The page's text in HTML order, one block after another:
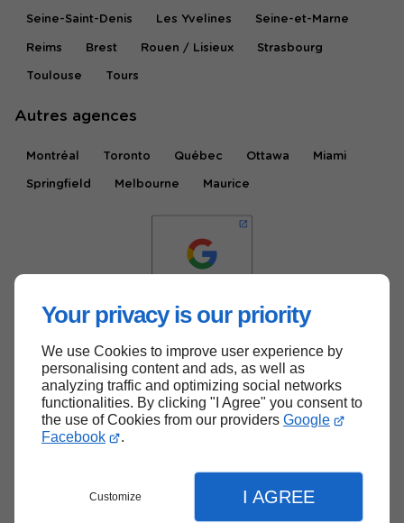
Your privacy is our priority
We use Cookies to improve user experience by
personalising content and ads, as well as
analyzing traffic and optimizing social networks
functionalities. By clicking "I Agree" you consent to
the use of Cookies from our providers Google
Facebook
.
Customize I AGREE
Seine-Saint-Denis Les Yvelines Seine-et-Marne
Reims Brest Rouen / Lisieux Strasbourg
Toulouse Tours
Autres agences
Montréal Toronto Québec Ottawa Miami
Springfield Melbourne Maurice
Haut de page